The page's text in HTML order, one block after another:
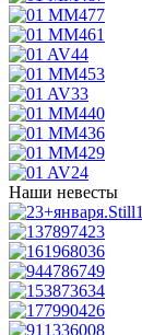
Наши невесты